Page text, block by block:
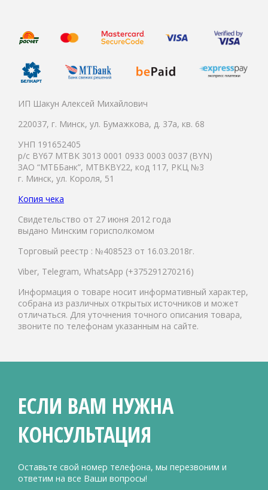
ИП Шакун Алексей Михайлович
220037, г. Минск, ул. Бумажкова, д. 37а, кв. 68
УНП 191652405
р/с BY67 MTBK 3013 0001 0933 0003 0037 (BYN)
ЗАО “МТББанк”, MTBKBY22, код 117, РКЦ №3
г. Минск, ул. Короля, 51
Копия чека
Свидетельство от 27 июня 2012 года
выдано Минским горисполкомом
Торговый реестр : №408523 от 16.03.2018г.
Viber, Telegram, WhatsApp (+375291270216)
Информация о товаре носит информативный характер,
собрана из различных открытых источников и может
отличаться. Для уточнения точного описания товара,
звоните по телефонам указанным на сайте.
ЕСЛИ ВАМ НУЖНА
КОНСУЛЬТАЦИЯ
Оставьте свой номер телефона, мы перезвоним и
ответим на все Ваши вопросы!